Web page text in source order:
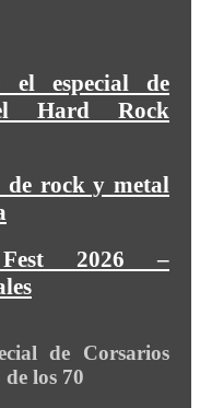
el especial de
Hard Rock
de rock y metal
Fest 2026 –
de Corsarios
los 70